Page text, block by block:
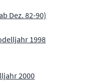
Dez. 82-90)
1998
2000